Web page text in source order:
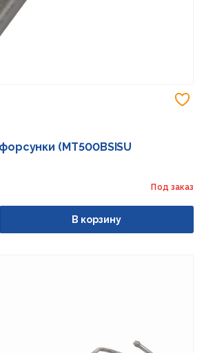
(MT500BSISU
Под заказ
В корзину